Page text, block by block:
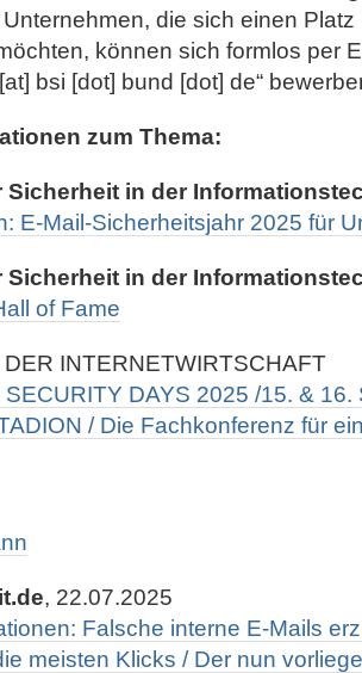
die sich einen Platz
können sich formlos per
bsi [dot] bund [dot] de“
zum Thema:
Sicherheit in der
E-Mail-Sicherheitsjahr 2025 für
Sicherheit in der
of Fame
INTERNETWIRTSCHAFT
DAYS 2025 /15. &
/ Die Fachkonferenz für
, 22.07.2025
Falsche interne E-Mails
meisten Klicks / Der nun